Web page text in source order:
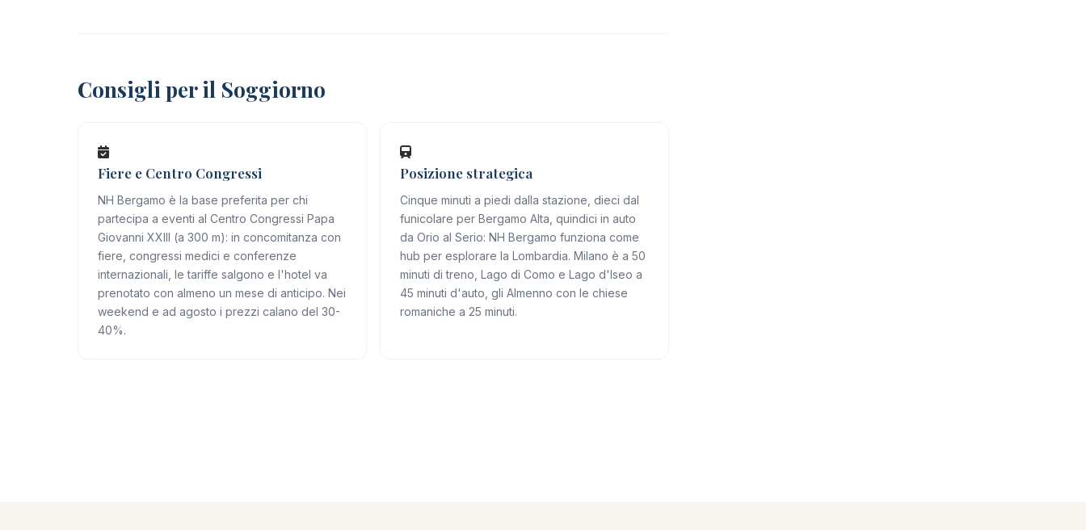
Consigli per il Soggiorno
Fiere e Centro Congressi
NH Bergamo è la base preferita per chi
partecipa a eventi al Centro Congressi Papa
Giovanni XXIII (a 300 m): in concomitanza con
fiere, congressi medici e conferenze
internazionali, le tariffe salgono e l'hotel va
prenotato con almeno un mese di anticipo. Nei
weekend e ad agosto i prezzi calano del 30-
40%.
Posizione strategica
Cinque minuti a piedi dalla stazione, dieci dal
funicolare per Bergamo Alta, quindici in auto
da Orio al Serio: NH Bergamo funziona come
hub per esplorare la Lombardia. Milano è a 50
minuti di treno, Lago di Como e Lago d'Iseo a
45 minuti d'auto, gli Almenno con le chiese
romaniche a 25 minuti.